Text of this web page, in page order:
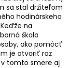
sa stal držiteľom
hodinárskeho
na
škola
ako pomôcť
je otvoriť raz
v tomto smere aj